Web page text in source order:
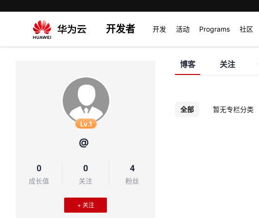
开发者 开发 活动 Programs 社区
Lv.1
@
0
成长值
0
关注
4
粉丝
+ 关注
博客 关注
全部 暂无专栏分类